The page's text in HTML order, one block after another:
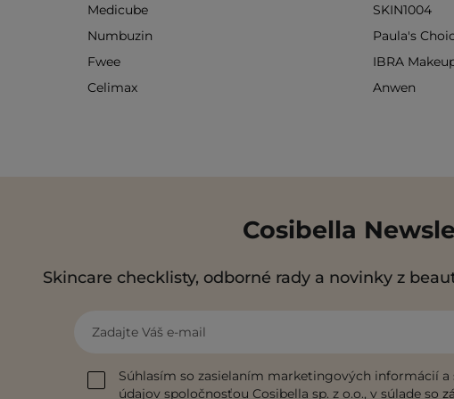
Medicube
SKIN1004
Numbuzin
Paula's
Fwee
IBRA
Celimax Anwen
Cosibella
Skincare checklisty, odborné rady a novinky z
Zadajte Váš e-mail
Súhlasím so zasielaním marketingových informácií a
údajov spoločnosťou Cosibella sp. z o.o., v súlade so